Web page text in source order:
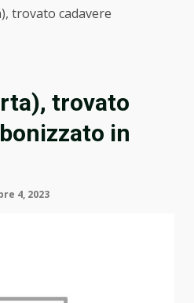
trovato cadavere
trovato
in
4, 2023